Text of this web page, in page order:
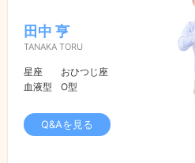
田中 亨
TANAKA TORU
星座
おひつじ座
血液型
O型
Q&Aを見る